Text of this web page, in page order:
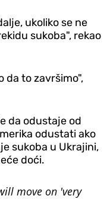
ukoliko se ne
sukoba", rekao
da to završimo",
da odustaje od
odustati ako
sukoba u Ukrajini,
doći.
move on 'very